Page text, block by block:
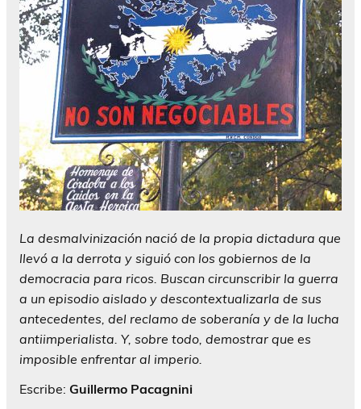
La desmalvinización nació de la propia dictadura que
llevó a la derrota y siguió con los gobiernos de la
democracia para ricos. Buscan circunscribir la guerra
a un episodio aislado y descontextualizarla de sus
antecedentes, del reclamo de soberanía y de la lucha
antiimperialista. Y, sobre todo, demostrar que es
imposible enfrentar al imperio.
Escribe: Guillermo Pacagnini